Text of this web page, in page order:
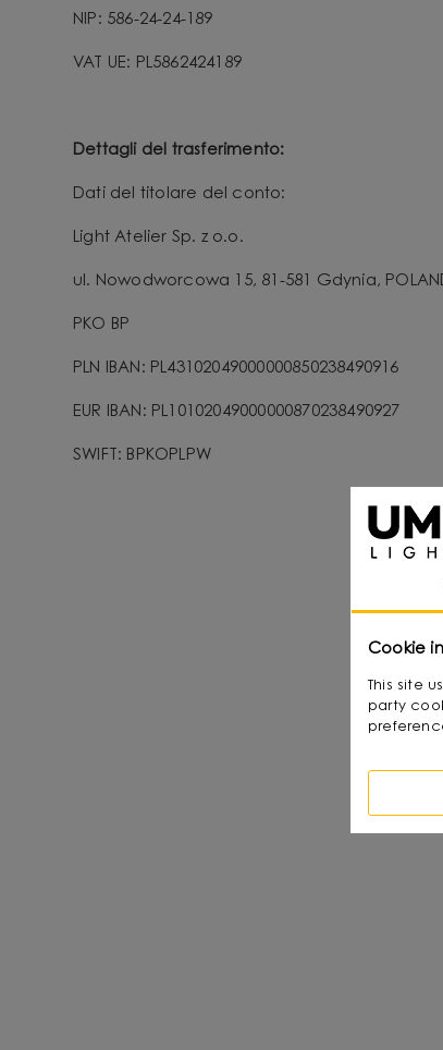
NIP: 586-24-24-189
VAT UE: PL5862424189
Dettagli del trasferimento:
Dati del titolare del conto:
Light Atelier Sp. z o.o.
ul. Nowodworcowa 15, 81-581 Gdynia,
PKO BP
PLN IBAN: PL43102049000000850238490916
EUR IBAN: PL10102049000000870238490927
SWIFT: BPKOPLPW
Cookie
This site
party